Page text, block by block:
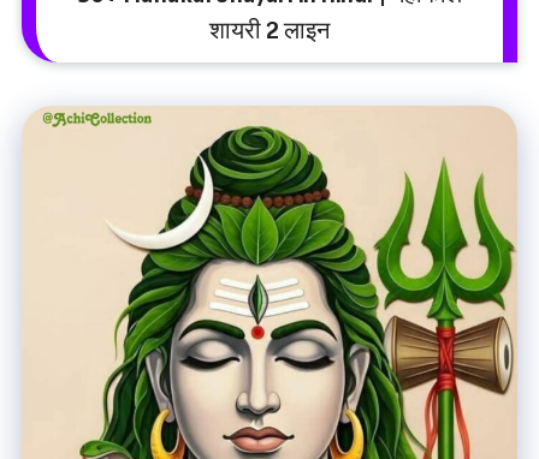
शायरी 2 लाइन